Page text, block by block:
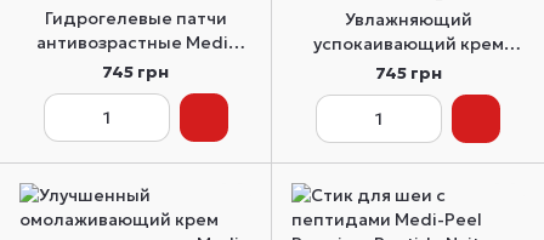
Гидрогелевые патчи
антивозрастные Medi-
Peel Red Lacto Collagen
Eye Patch с коллагеном 60
745 грн
Увлажняющий
успокаивающий крем
Skin1004 Madagascar
Centella Hyalu-Cica
Moisture Cream 75 мл
745 грн